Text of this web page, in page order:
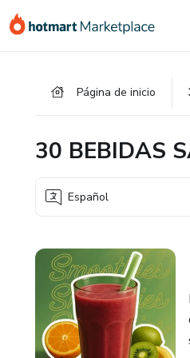
Página de inicio
30 BEBIDAS
Español